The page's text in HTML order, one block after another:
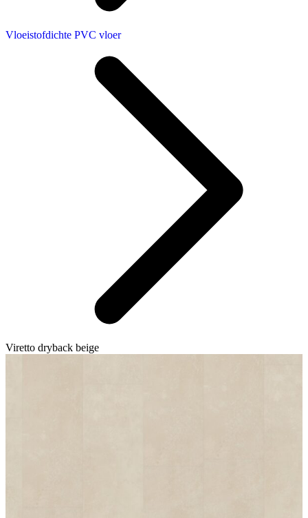
Vloeistofdichte PVC vloer
Viretto dryback beige